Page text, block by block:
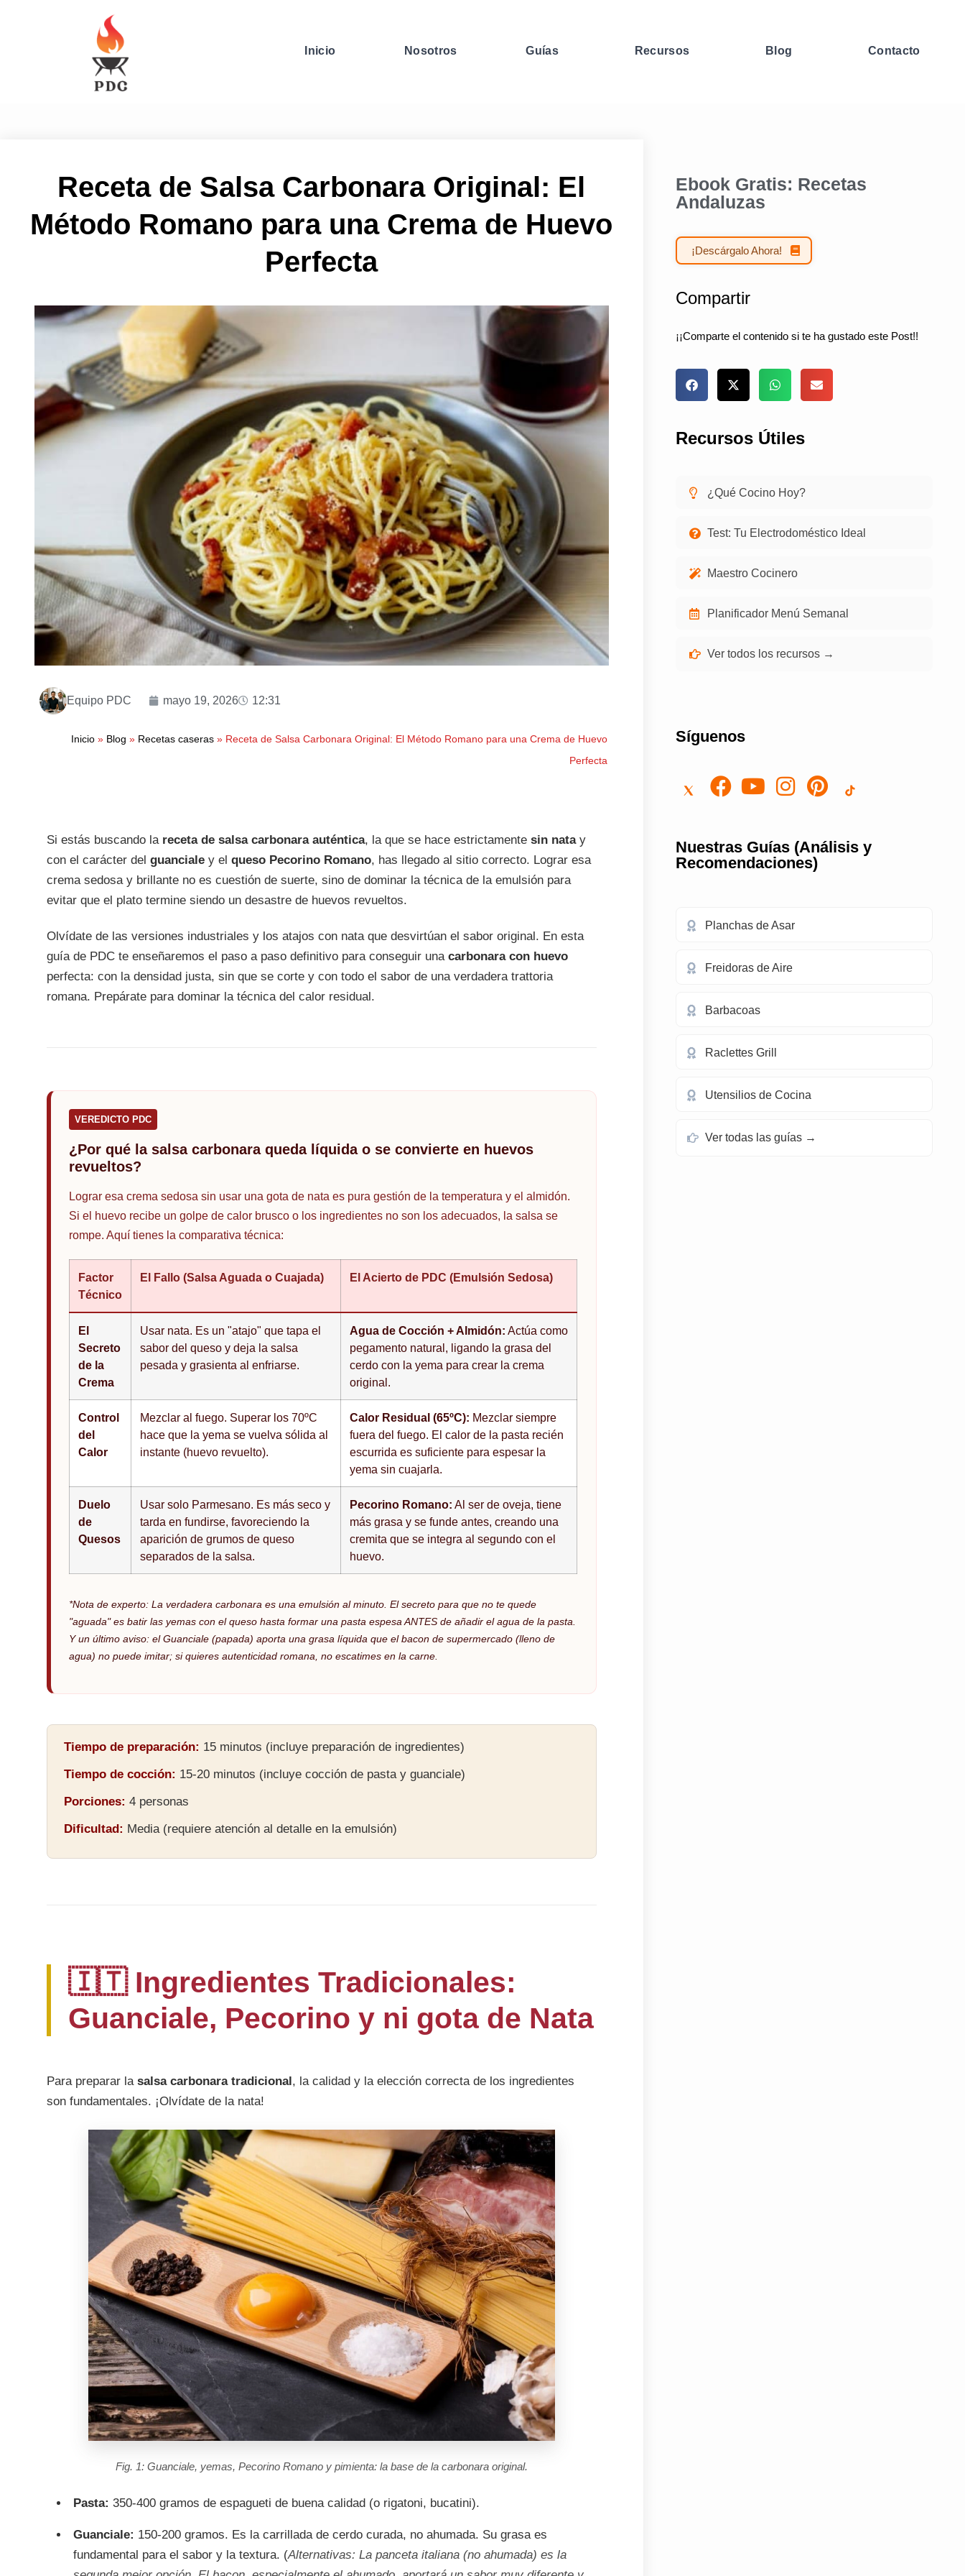
Inicio Nosotros Guías Recursos Blog Contacto
Receta de Salsa Carbonara Original: El
Método Romano para una Crema de Huevo
Perfecta
Equipo PDC mayo 19, 2026 12:31
Inicio» Blog » Recetas caseras» Receta de Salsa Carbonara Original: El Método Romano para una Crema de Huevo
Perfecta
Si estás buscando la receta de salsa carbonara auténtica, la que se hace estrictamente sin natay
con el carácter del guanciale y el queso Pecorino Romano, has llegado al sitio correcto. Lograr esa
crema sedosa y brillante no es cuestión de suerte, sino de dominar la técnica de la emulsión para
evitar que el plato termine siendo un desastre de huevos revueltos.
Olvídate de las versiones industriales y los atajos con nata que desvirtúan el sabor original. En esta
guía de PDC te enseñaremos el paso a paso definitivo para conseguir una carbonara con huevo
perfecta: con la densidad justa, sin que se corte y con todo el sabor de una verdadera trattoria
romana. Prepárate para dominar la técnica del calor residual.
VEREDICTO PDC
¿Por qué la salsa carbonara queda líquida o se convierte en huevos
revueltos?
Lograr esa crema sedosa sin usar una gota de nata es pura gestión de la temperatura y el almidón.
Si el huevo recibe un golpe de calor brusco o los ingredientes no son los adecuados, la salsa se
rompe. Aquí tienes la comparativa técnica:
Factor
Técnico
El Fallo (Salsa Aguada o Cuajada) El Acierto de PDC (Emulsión Sedosa)
El
Secreto
de la
Crema
Usar nata. Es un "atajo" que tapa el
sabor del queso y deja la salsa
pesada y grasienta al enfriarse.
Agua de Cocción + Almidón: Actúa como
pegamento natural, ligando la grasa del
cerdo con la yema para crear la crema
original.
Control
del
Calor
Mezclar al fuego. Superar los 70ºC
hace que la yema se vuelva sólida al
instante (huevo revuelto).
Calor Residual (65ºC): Mezclar siempre
fuera del fuego. El calor de la pasta recién
escurrida es suficiente para espesar la
yema sin cuajarla.
Duelo
de
Quesos
Usar solo Parmesano. Es más seco y
tarda en fundirse, favoreciendo la
aparición de grumos de queso
separados de la salsa.
Pecorino Romano: Al ser de oveja, tiene
más grasa y se funde antes, creando una
cremita que se integra al segundo con el
huevo.
*Nota de experto: La verdadera carbonara es una emulsión al minuto. El secreto para que no te quede
"aguada" es batir las yemas con el queso hasta formar una pasta espesa ANTES de añadir el agua de la pasta.
Y un último aviso: el Guanciale (papada) aporta una grasa líquida que el bacon de supermercado (lleno de
agua) no puede imitar; si quieres autenticidad romana, no escatimes en la carne.
Tiempo de preparación: 15 minutos (incluye preparación de ingredientes)
Tiempo de cocción: 15-20 minutos (incluye cocción de pasta y guanciale)
Porciones: 4 personas
Dificultad: Media (requiere atención al detalle en la emulsión)
🇮🇹 Ingredientes Tradicionales:
Guanciale, Pecorino y ni gota de Nata
Para preparar la salsa carbonara tradicional, la calidad y la elección correcta de los ingredientes
son fundamentales. ¡Olvídate de la nata!
Fig. 1: Guanciale, yemas, Pecorino Romano y pimienta: la base de la carbonara original.
Pasta: 350-400 gramos de espagueti de buena calidad (o rigatoni, bucatini).
Guanciale: 150-200 gramos. Es la carrillada de cerdo curada, no ahumada. Su grasa es
fundamental para el sabor y la textura. (Alternativas: La panceta italiana (no ahumada) es la
Ebook Gratis: Recetas
Andaluzas
¡Descárgalo Ahora!
Compartir
¡¡Comparte el contenido si te ha gustado este Post!!
Recursos Útiles
¿Qué Cocino Hoy?
Test: Tu Electrodoméstico Ideal
Maestro Cocinero
Planificador Menú Semanal
Ver todos los recursos →
Síguenos
Nuestras Guías (Análisis y
Recomendaciones)
Planchas de Asar
Freidoras de Aire
Barbacoas
Raclettes Grill
Utensilios de Cocina
Ver todas las guías →